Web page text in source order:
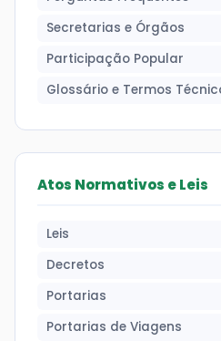
Secretarias e Órgãos
Participação Popular
Glossário e Termos
Atos Normativos e Leis
Leis
Decretos
Portarias
Portarias de Viagens